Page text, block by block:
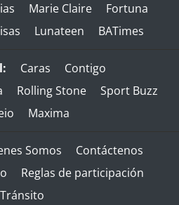
Marie Claire
Fortuna
Lunateen BATimes
Caras
Contigo
Rolling Stone
Sport Buzz
Maxima
Somos
Contáctenos
Reglas de participación
Tránsito